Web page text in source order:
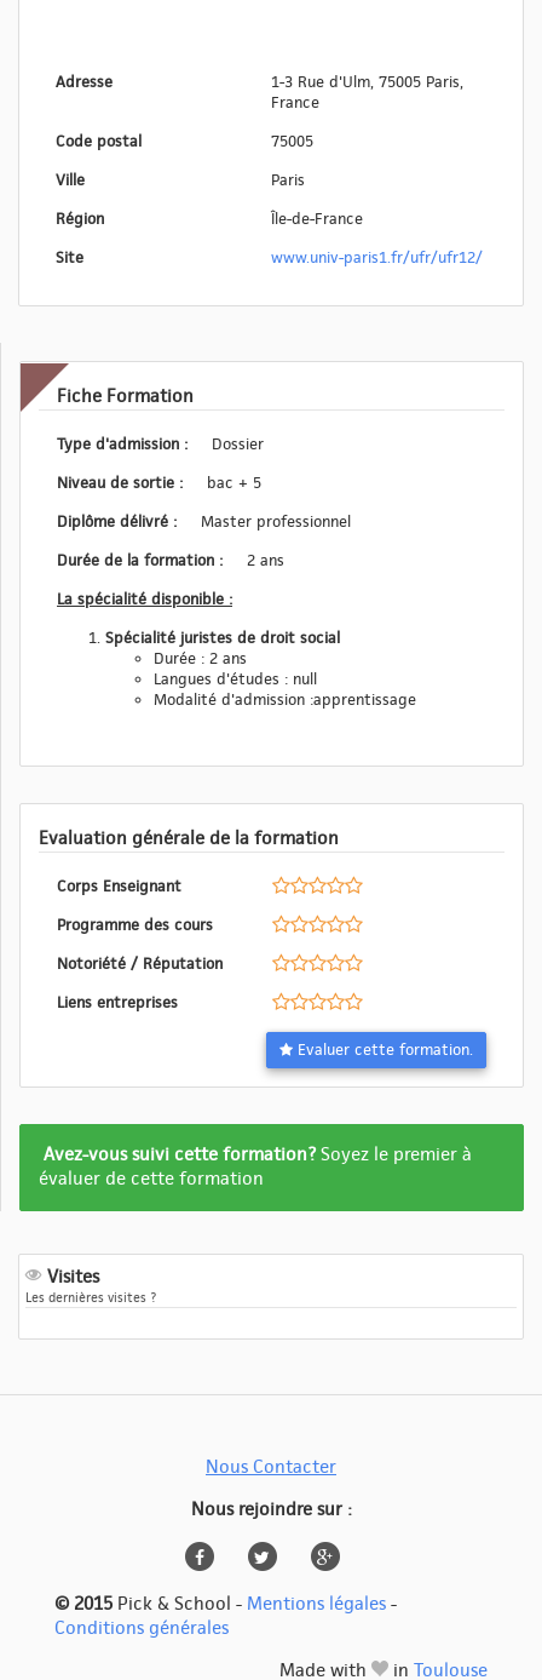
Adresse
1-3 Rue d'Ulm, 75005 Paris,
France
Code postal
75005
Ville
Paris
Région
Île-de-France
Site
www.univ-paris1.fr/ufr/ufr12/
Fiche Formation
Type d'admission :
Dossier
Niveau de sortie :
bac + 5
Diplôme délivré :
Master professionnel
Durée de la formation :
2 ans
La spécialité disponible :
Spécialité juristes de droit social
Durée : 2 ans
Langues d'études : null
Modalité d'admission :apprentissage
Evaluation générale de la formation
Corps Enseignant
Programme des cours
Notoriété / Réputation
Liens entreprises
Evaluer cette formation.
Formation
pas
Avez-vous suivi cette formation?Soyez le premier à
évaluer de cette formation
Visites
Les dernières visites ?
Nous Contacter
Nous rejoindre sur :
© 2015 Pick & School - Mentions légales -
Conditions générales
Made with
in Toulouse